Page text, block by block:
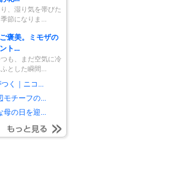
、湿り気を帯びた
節になりま...
褒美。ミモザの
ト...
も、まだ空気に冷
とした瞬間...
く｜ニコ...
モチーフの...
母の日を迎...